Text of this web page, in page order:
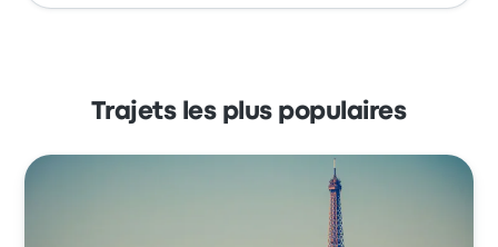
Trajets les plus populaires